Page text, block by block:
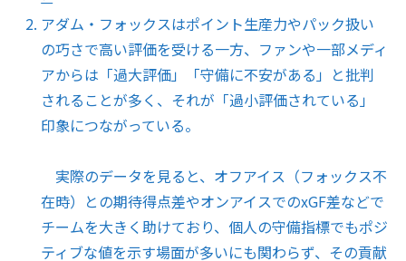
アダム・フォックスはポイント生産力やパック扱い
の巧さで高い評価を受ける一方、ファンや一部メディ
アからは「過大評価」「守備に不安がある」と批判
されることが多く、それが「過小評価されている」
印象につながっている。
実際のデータを見ると、オフアイス（フォックス不
在時）との期待得点差やオンアイスでのxGF差などで
チームを大きく助けており、個人の守備指標でもポジ
ティブな値を示す場面が多いにも関わらず、その貢献